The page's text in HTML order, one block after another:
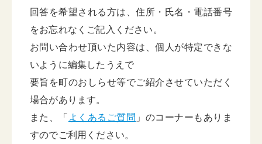
回答を希望される方は、住所・氏名・電話番号
をお忘れなくご記入ください。
お問い合わせ頂いた内容は、個人が特定できな
いように編集したうえで
要旨を町のおしらせ等でご紹介させていただく
場合があります。
また、「 よくあるご質問 」のコーナーもありま
すのでご利用ください。